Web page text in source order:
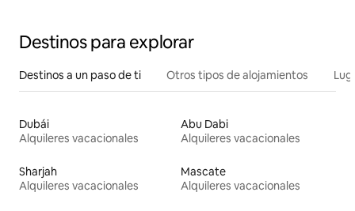
Destinos para explorar
Destinos a un paso de ti Otros tipos de alojamientos
Dubái
Alquileres vacacionales
Abu Dabi
Alquileres vacacionales
Sharjah
Alquileres vacacionales
Mascate
Alquileres vacacionales